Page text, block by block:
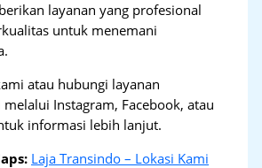
layanan yang profesional
untuk menemani
atau hubungi layanan
Instagram, Facebook, atau
informasi lebih lanjut.
Laja Transindo – Lokasi Kami